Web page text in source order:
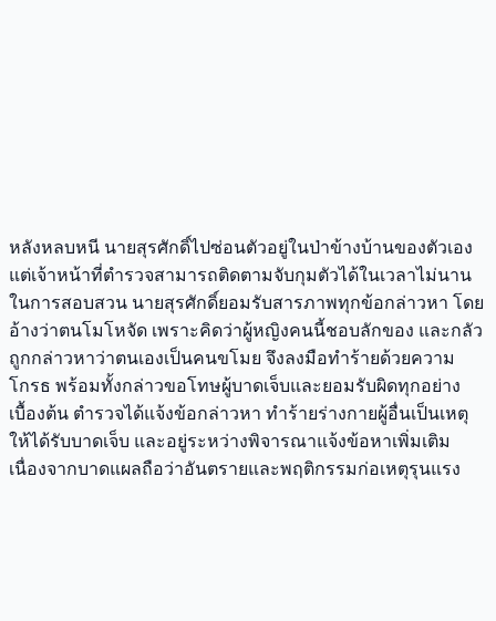
หลังหลบหนี นายสุรศักดิ์ไปซ่อนตัวอยู่ในป่าข้างบ้านของตัวเอง
แต่เจ้าหน้าที่ตำรวจสามารถติดตามจับกุมตัวได้ในเวลาไม่นาน
ในการสอบสวน นายสุรศักดิ์ยอมรับสารภาพทุกข้อกล่าวหา โดย
อ้างว่าตนโมโหจัด เพราะคิดว่าผู้หญิงคนนี้ชอบลักของ และกลัว
ถูกกล่าวหาว่าตนเองเป็นคนขโมย จึงลงมือทำร้ายด้วยความ
โกรธ พร้อมทั้งกล่าวขอโทษผู้บาดเจ็บและยอมรับผิดทุกอย่าง
เบื้องต้น ตำรวจได้แจ้งข้อกล่าวหา ทำร้ายร่างกายผู้อื่นเป็นเหตุ
ให้ได้รับบาดเจ็บ และอยู่ระหว่างพิจารณาแจ้งข้อหาเพิ่มเติม
เนื่องจากบาดแผลถือว่าอันตรายและพฤติกรรมก่อเหตุรุนแรง